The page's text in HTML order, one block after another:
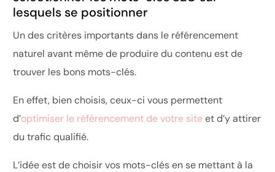
lesquels se positionner
Un des critères importants dans le référencement
naturel avant même de produire du contenu est de
trouver les bons mots-clés.
En effet, bien choisis, ceux-ci vous permettent
d’optimiser le référencement de votre siteet d’y attirer
du trafic qualifié.
L’idée est de choisir vos mots-clés en se mettant à la